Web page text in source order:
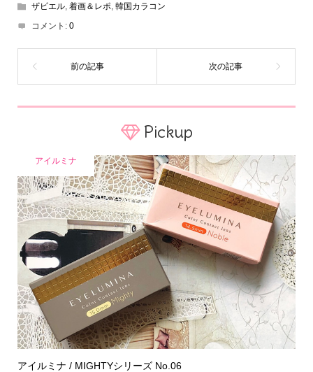
ザピエル, 着画＆レポ, 韓国カラコン
コメント: 0
Pickup
アイルミナ
アイルミナ / MIGHTYシリーズ No.06